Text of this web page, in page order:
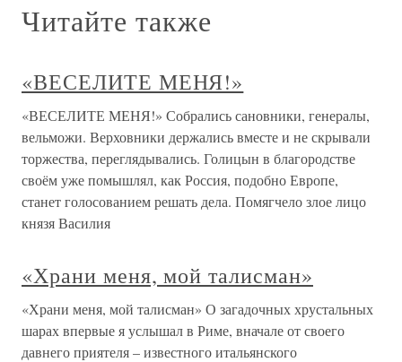
Читайте также
«ВЕСЕЛИТЕ МЕНЯ!»
«ВЕСЕЛИТЕ МЕНЯ!» Собрались сановники, генералы,
вельможи. Верховники держались вместе и не скрывали
торжества, переглядывались. Голицын в благородстве
своём уже помышлял, как Россия, подобно Европе,
станет голосованием решать дела. Помягчело злое лицо
князя Василия
«Храни меня, мой талисман»
«Храни меня, мой талисман» О загадочных хрустальных
шарах впервые я услышал в Риме, вначале от своего
давнего приятеля – известного итальянского